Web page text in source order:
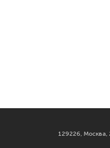
129226, Москва,